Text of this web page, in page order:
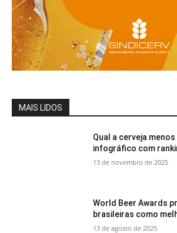
MAIS LIDOS
Qual a cerveja
infográfico com
13 de novembro de 2025
World Beer Awards
brasileiras como
13 de agosto de 2025